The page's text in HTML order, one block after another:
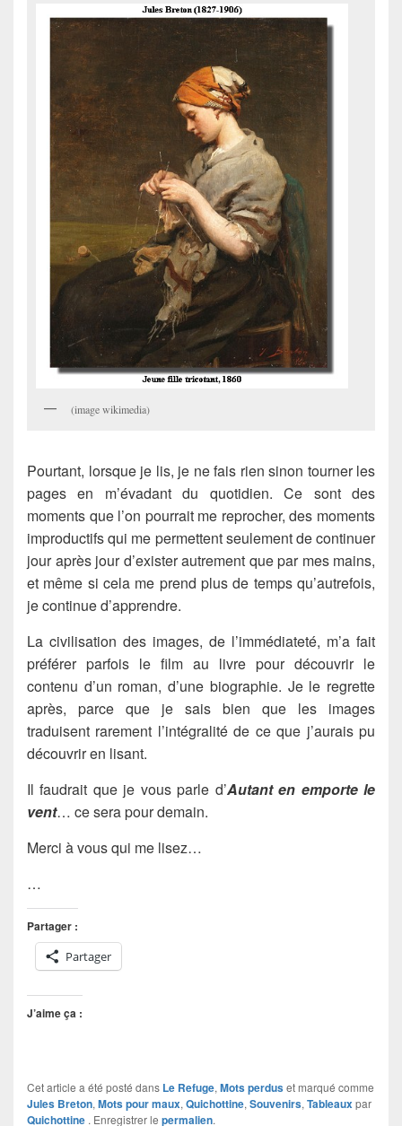
(image wikimedia)
Pourtant, lorsque je lis, je ne fais rien sinon tourner les
pages en m’évadant du quotidien. Ce sont des
moments que l’on pourrait me reprocher, des moments
improductifs qui me permettent seulement de continuer
jour après jour d’exister autrement que par mes mains,
et même si cela me prend plus de temps qu’autrefois,
je continue d’apprendre.
La civilisation des images, de l’immédiateté, m’a fait
préférer parfois le film au livre pour découvrir le
contenu d’un roman, d’une biographie. Je le regrette
après, parce que je sais bien que les images
traduisent rarement l’intégralité de ce que j’aurais pu
découvrir en lisant.
Il faudrait que je vous parle d’Autant en emporte le
vent… ce sera pour demain.
Merci à vous qui me lisez…
…
Partager :
Partager
J’aime ça :
Cet article a été posté dans Le Refuge, Mots perduset marqué comme
Jules Breton, Mots pour maux, Quichottine, Souvenirs, Tableauxpar
Quichottine . Enregistrer le permalien.